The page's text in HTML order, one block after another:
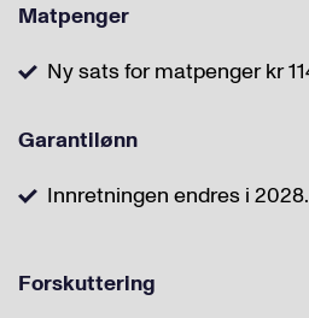
Matpenger
Ny sats for matpenger kr
Garantilønn
Innretningen endres i
Forskuttering